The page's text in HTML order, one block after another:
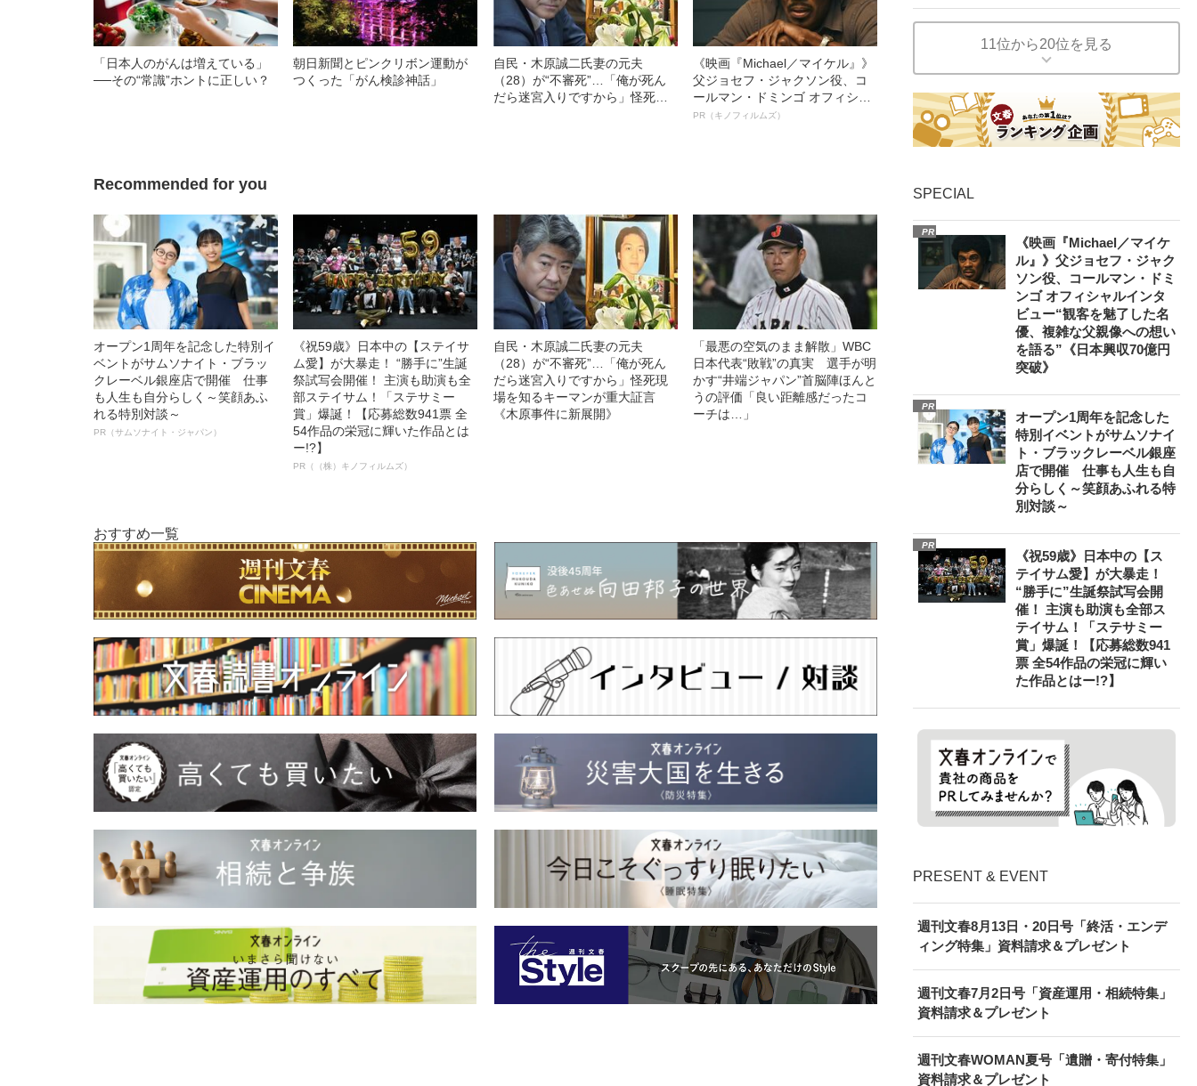
「日本人のがんは増えている」
──その“常識”ホントに正しい？
朝日新聞とピンクリボン運動が
つくった「がん検診神話」
自民・木原誠二氏妻の元夫
（28）が“不審死”…「俺が死ん
だら迷宮入りですから」怪死現
《映画『Michael／マイケル』》
父ジョセフ・ジャクソン役、コ
ールマン・ドミンゴ オフィシャ
ルインタビュー“観客を魅了した
PR（キノフィルムズ）
Recommended for you
オープン1周年を記念した特別イ
ベントがサムソナイト・ブラッ
クレーベル銀座店で開催 仕事
も人生も自分らしく～笑顔あふ
れる特別対談～
PR（サムソナイト・ジャパン）
《祝59歳》日本中の【ステイサ
ム愛】が大暴走！ “勝手に”生誕
祭試写会開催！ 主演も助演も全
部ステイサム！「ステサミー
賞」爆誕！【応募総数941票 全
54作品の栄冠に輝いた作品とは
ー!?】
PR（（株）キノフィルムズ）
自民・木原誠二氏妻の元夫
（28）が“不審死”…「俺が死ん
だら迷宮入りですから」怪死現
場を知るキーマンが重大証言
《木原事件に新展開》
「最悪の空気のまま解散」WBC
日本代表“敗戦”の真実 選手が明
かす“井端ジャパン”首脳陣ほんと
うの評価「良い距離感だったコ
ーチは…」
おすすめ一覧
11位から20位を見る
SPECIAL
PR
《映画『Michael／マイケ
ル』》父ジョセフ・ジャク
ソン役、コールマン・ドミ
ンゴ オフィシャルインタ
ビュー“観客を魅了した名
優、複雑な父親像への想い
を語る”《日本興収70億円
突破》
PR
オープン1周年を記念した
特別イベントがサムソナイ
ト・ブラックレーベル銀座
店で開催 仕事も人生も自
分らしく～笑顔あふれる特
別対談～
PR
《祝59歳》日本中の【ス
テイサム愛】が大暴走！
“勝手に”生誕祭試写会開
催！ 主演も助演も全部ス
テイサム！「ステサミー
賞」爆誕！【応募総数941
票 全54作品の栄冠に輝い
た作品とはー!?】
PRESENT & EVENT
週刊文春8月13日・20日号「終活・エンデ
ィング特集」資料請求＆プレゼント
週刊文春7月2日号「資産運用・相続特集」
資料請求＆プレゼント
週刊文春WOMAN夏号「遺贈・寄付特集」
資料請求＆プレゼント